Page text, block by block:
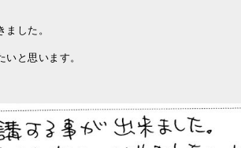
した。
と思います。